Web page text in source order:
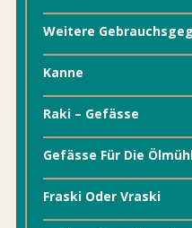
Weitere
Kanne
Raki – Gefässe
Gefässe Für Die
Fraski Oder Vraski